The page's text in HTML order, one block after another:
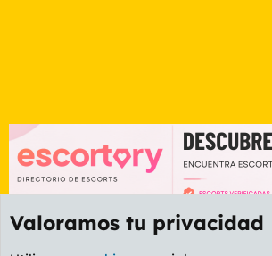
Foro General
Valoramos tu privacidad